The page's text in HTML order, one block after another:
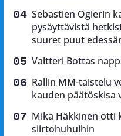
Sebastien Ogierin
pysäyttävistä
suuret puut
Valtteri Bottas
Rallin MM-taistelu
kauden päätöskisa
Mika Häkkinen otti
siirtohuhuihin